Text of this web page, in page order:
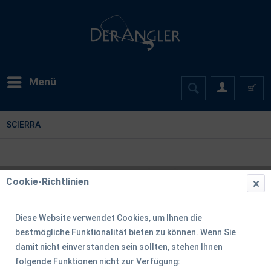
Menü
SCIERRA
Cookie-Richtlinien
Diese Website verwendet Cookies, um Ihnen die
bestmögliche Funktionalität bieten zu können. Wenn Sie
damit nicht einverstanden sein sollten, stehen Ihnen
folgende Funktionen nicht zur Verfügung: